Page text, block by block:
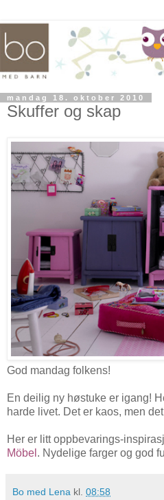
mandag 18. oktober 2010
Skuffer og skap
God mandag folkens!
En deilig ny høstuke er igang!
harde livet. Det er kaos, men
Her er litt oppbevarings-
Möbel . Nydelige farger og god
Bo med Lena kl. 08:58